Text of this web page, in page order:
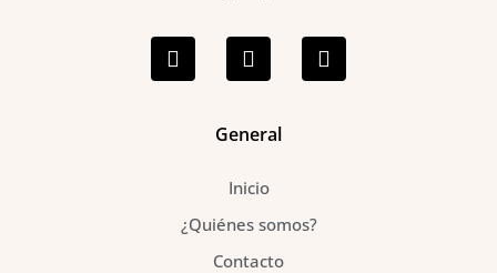
a
c
e
n
s
t
g
a
m
i
n
t
General
Inicio
¿Quiénes somos?
Contacto